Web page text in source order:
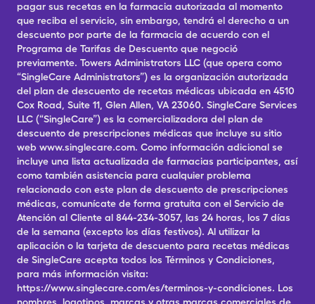
pagar sus recetas en la farmacia autorizada al momento
que reciba el servicio, sin embargo, tendrá el derecho a un
descuento por parte de la farmacia de acuerdo con el
Programa de Tarifas de Descuento que negoció
previamente. Towers Administrators LLC (que opera como
“SingleCare Administrators”) es la organización autorizada
del plan de descuento de recetas médicas ubicada en 4510
Cox Road, Suite 11, Glen Allen, VA 23060. SingleCare Services
LLC (“SingleCare”) es la comercializadora del plan de
descuento de prescripciones médicas que incluye su sitio
web www.singlecare.com. Como información adicional se
incluye una lista actualizada de farmacias participantes, así
como también asistencia para cualquier problema
relacionado con este plan de descuento de prescripciones
médicas, comunícate de forma gratuita con el Servicio de
Atención al Cliente al 844-234-3057, las 24 horas, los 7 días
de la semana (excepto los días festivos). Al utilizar la
aplicación o la tarjeta de descuento para recetas médicas
de SingleCare acepta todos los Términos y Condiciones,
para más información visita:
https://www.singlecare.com/es/terminos-y-condiciones. Los